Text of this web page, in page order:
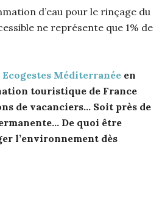
d’eau pour le rinçage du
ne représente que 1% de
Ecogestes Méditerranée en
touristique de France
de vacanciers… Soit près de
De quoi être
l’environnement dès